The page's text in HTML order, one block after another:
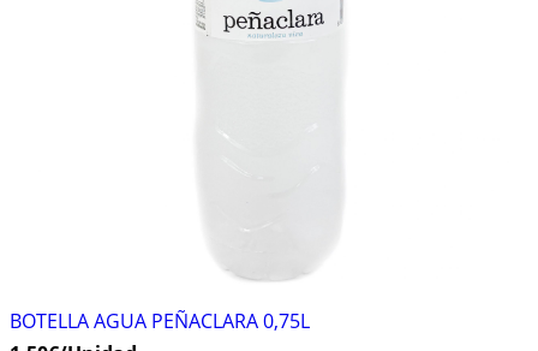
BOTELLA AGUA PEÑACLARA 0,75L